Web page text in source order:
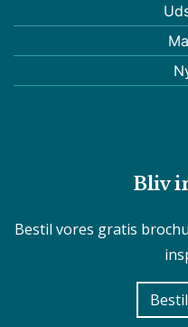
Bliv
Bestil vores gratis